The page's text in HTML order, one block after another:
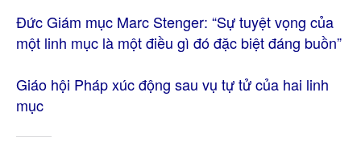
Đức Giám mục Marc Stenger: “Sự tuyệt vọng của
một linh mục là một điều gì đó đặc biệt đáng buồn”
Giáo hội Pháp xúc động sau vụ tự tử của hai linh
mục